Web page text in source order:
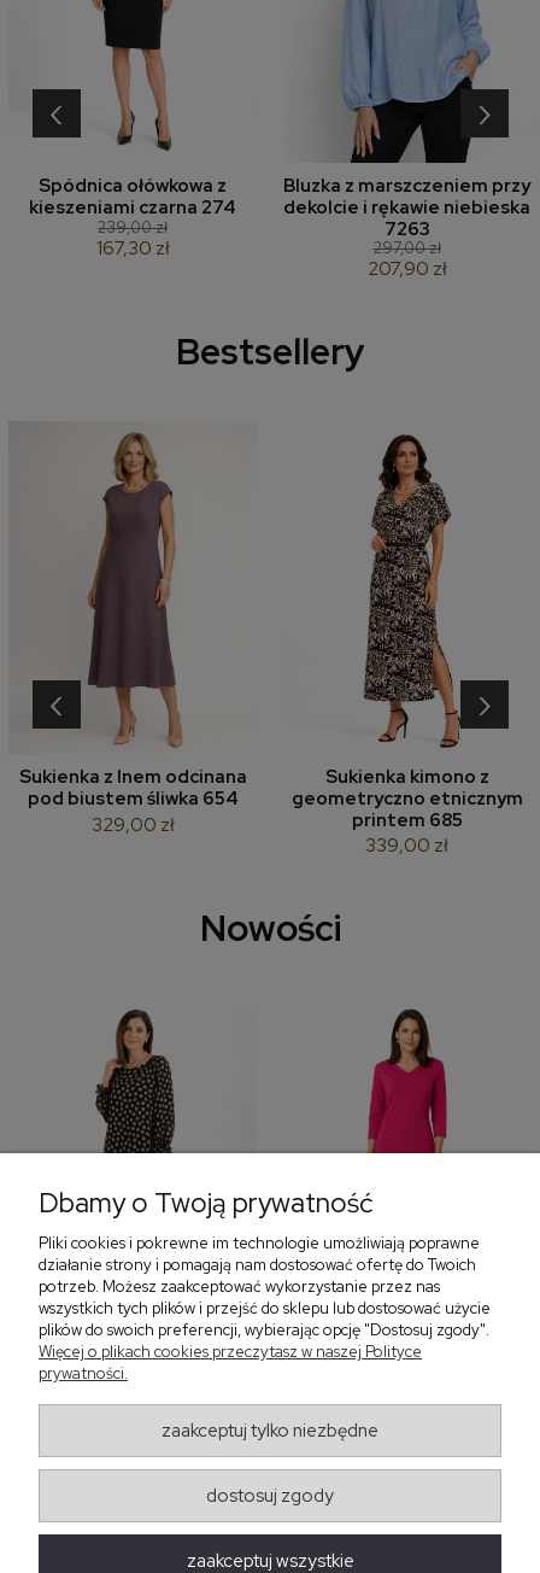
Spódnica ołówkowa z
kieszeniami czarna 274
239,00 zł
167,30 zł
Bluzka z marszczeniem przy
dekolcie i rękawie niebieska
7263
297,00 zł
207,90 zł
‹ ›
Bestsellery
Sukienka z lnem odcinana
pod biustem śliwka 654
329,00 zł
Sukienka kimono z
geometryczno etnicznym
printem 685
339,00 zł
‹ ›
Nowości
Sukienka z falbaną i
bufiastym rękawem w
405,30 zł
Sukienka z dekoltem w
299,00 zł
‹
Regulaminy
Dbamy o Twoją prywatność
Pliki cookies i pokrewne im technologie umożliwiają poprawne
działanie strony i pomagają nam dostosować ofertę do Twoich
potrzeb. Możesz zaakceptować wykorzystanie przez nas
wszystkich tych plików i przejść do sklepu lub dostosować użycie
plików do swoich preferencji, wybierając opcję "Dostosuj zgody".
Więcej o plikach cookies przeczytasz w naszej Polityce
prywatności.
zaakceptuj tylko niezbędne
dostosuj zgody
zaakceptuj wszystkie